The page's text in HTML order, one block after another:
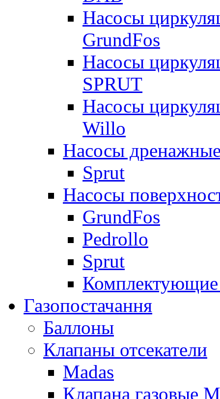
Насосы
GrundFos
Насосы
SPRUT
Насосы
Willo
Насосы
Sprut
Насосы
GrundFos
Pedrollo
Sprut
Комплектующие
Газопостачання
Баллоны
Клапаны отсекатели
Madas
Клапана газовые